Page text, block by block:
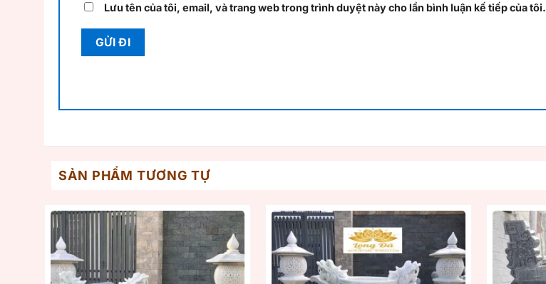
Lưu tên của tôi, email, và trang web trong trình duyệt này cho lần bình luận kế tiếp của tôi.
SẢN PHẨM TƯƠNG TỰ